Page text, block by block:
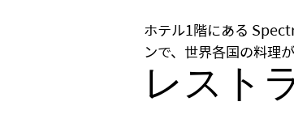
ホテル1階にある
ンで、世界各国の料理
レスト